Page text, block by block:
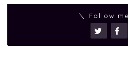
＼ Follow